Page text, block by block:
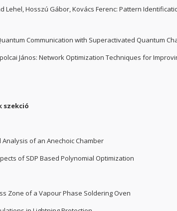
Hosszú Gábor, Kovács Ferenc: Pattern
Communication with Superactivated Quantum
János: Network Optimization Techniques for
szekció
of an Anechoic Chamber
of SDP Based Polynomial Optimization
Zone of a Vapour Phase Soldering Oven